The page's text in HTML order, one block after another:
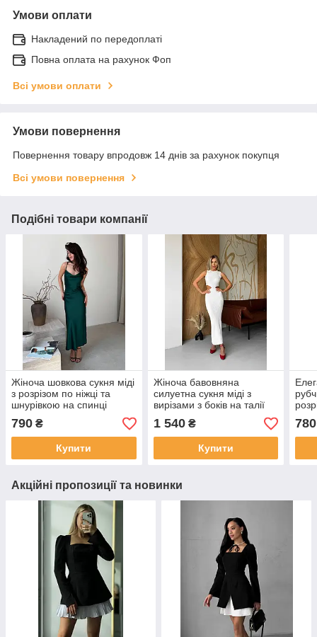
Умови оплати
Накладений по передоплаті
Повна оплата на рахунок Фоп
Всі умови оплати
Умови повернення
Повернення товару впродовж 14 днів за рахунок покупця
Всі умови повернення
Подібні товари компанії
Жіноча шовкова сукня міді
з розрізом по ніжці та
шнурівкою на спинці
790 ₴
Купити
Жіноча бавовняна
силуетна сукня міді з
вирізами з боків на талії
1 540₴
Купити
780
Акційні пропозиції та новинки